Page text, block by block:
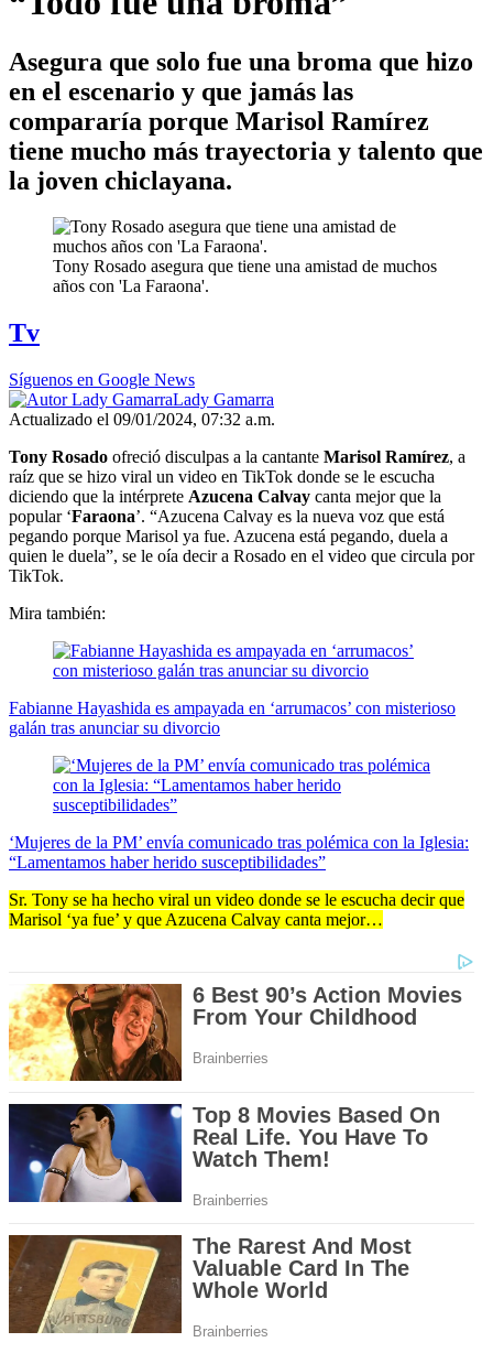
Asegura que solo fue una broma que hizo
en el escenario y que jamás las
compararía porque Marisol Ramírez
tiene mucho más trayectoria y talento que
la joven chiclayana.
Tony Rosado asegura que tiene una amistad de muchos
años con 'La Faraona'.
Tv
Síguenos en Google News
Lady Gamarra
Actualizado el 09/01/2024, 07:32 a.m.
Tony Rosado ofreció disculpas a la cantante Marisol Ramírez, a
raíz que se hizo viral un video en TikTok donde se le escucha
diciendo que la intérprete Azucena Calvay canta mejor que la
popular ‘Faraona’. “Azucena Calvay es la nueva voz que está
pegando porque Marisol ya fue. Azucena está pegando, duela a
quien le duela”, se le oía decir a Rosado en el video que circula por
TikTok.
Mira también:
Fabianne Hayashida es ampayada en ‘arrumacos’ con misterioso
galán tras anunciar su divorcio
‘Mujeres de la PM’ envía comunicado tras polémica con la Iglesia:
“Lamentamos haber herido susceptibilidades”
Sr. Tony se ha hecho viral un video donde se le escucha decir que
Marisol ‘ya fue’ y que Azucena Calvay canta mejor…